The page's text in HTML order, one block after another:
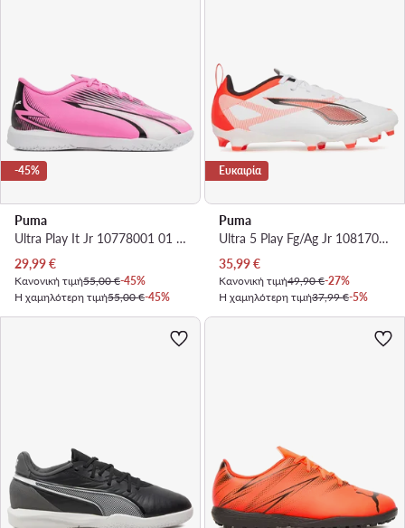
-45%
Puma
Ultra Play It Jr 10778001 01 · Ποδοσφαιρικά Παπούτσια
Τρέχουσα τιμή
29,99€
Κανονική τιμή55,00 €-45%
Η χαμηλότερη τιμή55,00 €-45%
Ευκαιρία
Puma
Ultra 5 Play Fg/Ag Jr 108170 01 · Ποδοσφαιρικά Παπούτσια
Τρέχουσα τιμή
35,99€
Κανονική τιμή49,90 €-27%
Η χαμηλότερη τιμή37,99 €-5%